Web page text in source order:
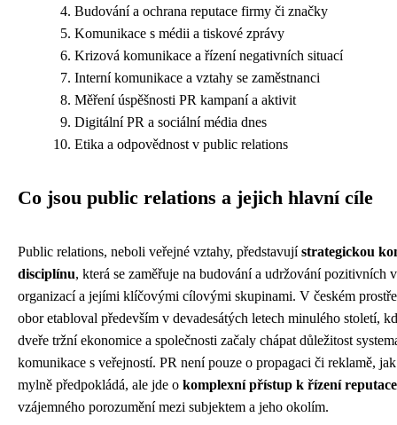
Budování a ochrana reputace firmy či značky
Komunikace s médii a tiskové zprávy
Krizová komunikace a řízení negativních situací
Interní komunikace a vztahy se zaměstnanci
Měření úspěšnosti PR kampaní a aktivit
Digitální PR a sociální média dnes
Etika a odpovědnost v public relations
Co jsou public relations a jejich hlavní cíle
Public relations, neboli veřejné vztahy, představujístrategickou
disciplínu, která se zaměřuje na budování a udržování pozitivních
organizací a jejími klíčovými cílovými skupinami. V českém
obor etabloval především v devadesátých letech minulého století,
dveře tržní ekonomice a společnosti začaly chápat důležitost
komunikace s veřejností. PR není pouze o propagaci či reklamě, jak
mylně předpokládá, ale jde o komplexní přístup k řízení reputace
vzájemného porozumění mezi subjektem a jeho okolím.